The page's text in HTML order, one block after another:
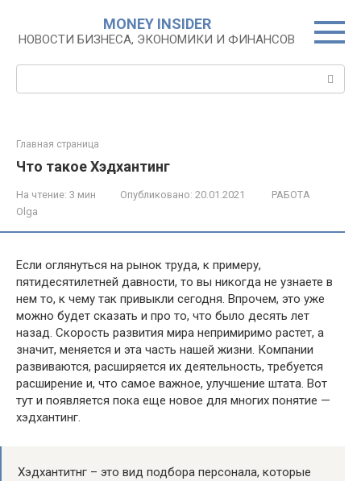
контенту
MONEY INSIDER
НОВОСТИ БИЗНЕСА, ЭКОНОМИКИ И ФИНАНСОВ
Главная страница
Что такое Хэдхантинг
На чтение: 3 мин Опубликовано: 20.01.2021
РАБОТА
Olga
Если оглянуться на рынок труда, к примеру,
пятидесятилетней давности, то вы никогда не узнаете в
нем то, к чему так привыкли сегодня. Впрочем, это уже
можно будет сказать и про то, что было десять лет
назад. Скорость развития мира непримиримо растет, а
значит, меняется и эта часть нашей жизни. Компании
развиваются, расширяется их деятельность, требуется
расширение и, что самое важное, улучшение штата. Вот
тут и появляется пока еще новое для многих понятие —
хэдхантинг.
Хэдхантитнг – это вид подбора персонала, которые